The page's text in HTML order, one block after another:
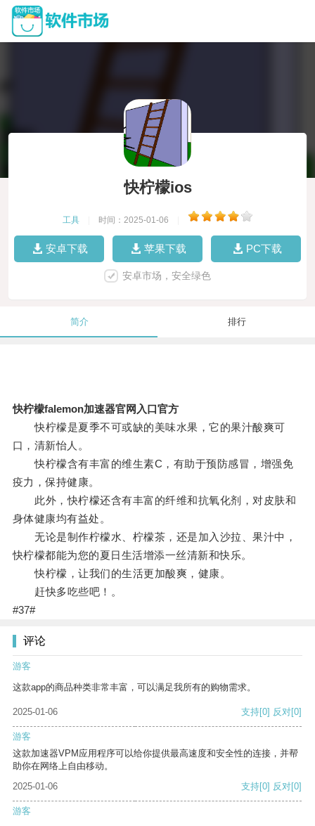
快柠檬ios
工具 时间：2025-01-06
安卓下载 苹果下载 PC下载
安卓市场，安全绿色
简介 排行
快柠檬falemon加速器官网入口官方
快柠檬是夏季不可或缺的美味水果，它的果汁酸爽可
口，清新怡人。
快柠檬含有丰富的维生素C，有助于预防感冒，增强免
疫力，保持健康。
此外，快柠檬还含有丰富的纤维和抗氧化剂，对皮肤和
身体健康均有益处。
无论是制作柠檬水、柠檬茶，还是加入沙拉、果汁中，
快柠檬都能为您的夏日生活增添一丝清新和快乐。
快柠檬，让我们的生活更加酸爽，健康。
赶快多吃些吧！。
#37#
评论
游客
这款app的商品种类非常丰富，可以满足我所有的购物需求。
2025-01-06 支持[0] 反对[0]
游客
这款加速器VPM应用程序可以给你提供最高速度和安全性的连接，并帮
助你在网络上自由移动。
2025-01-06
支持[0] 反对[0]
游客